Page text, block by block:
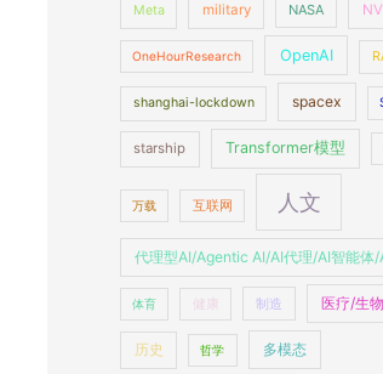
Meta military NASA
OneHourResearch OpenAI
shanghai-lockdown spacex
starship Transformer模型
万载 互联网 人文
代理型AI/Agentic AI/AI代理/AI智能体
体育 健康 制造 医疗/生
历史 哲学 多模态